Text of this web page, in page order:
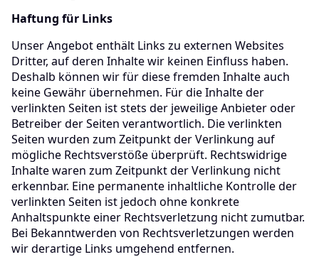
Haftung für Links
Unser Angebot enthält Links zu externen Websites
Dritter, auf deren Inhalte wir keinen Einfluss haben.
Deshalb können wir für diese fremden Inhalte auch
keine Gewähr übernehmen. Für die Inhalte der
verlinkten Seiten ist stets der jeweilige Anbieter oder
Betreiber der Seiten verantwortlich. Die verlinkten
Seiten wurden zum Zeitpunkt der Verlinkung auf
mögliche Rechtsverstöße überprüft. Rechtswidrige
Inhalte waren zum Zeitpunkt der Verlinkung nicht
erkennbar. Eine permanente inhaltliche Kontrolle der
verlinkten Seiten ist jedoch ohne konkrete
Anhaltspunkte einer Rechtsverletzung nicht zumutbar.
Bei Bekanntwerden von Rechtsverletzungen werden
wir derartige Links umgehend entfernen.